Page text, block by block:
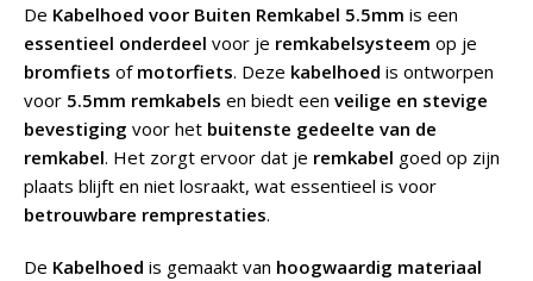
De Kabelhoed voor Buiten Remkabel 5.5mm is een
essentieel onderdeel voor je remkabelsysteem op je
bromfiets of motorfiets. Deze kabelhoed is ontworpen
voor 5.5mm remkabels en biedt een veilige en stevige
bevestiging voor het buitenste gedeelte van de
remkabel. Het zorgt ervoor dat je remkabel goed op zijn
plaats blijft en niet losraakt, wat essentieel is voor
betrouwbare remprestaties.
De Kabelhoed is gemaakt van hoogwaardig materiaal